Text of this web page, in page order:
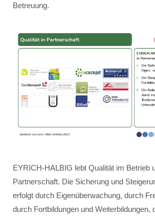
Betreuung.
EYRICH-HALBIG lebt Qualität im Betrieb
Partnerschaft. Die Sicherung und
erfolgt durch Eigenüberwachung, durch
durch Fortbildungen und Weiterbildungen,